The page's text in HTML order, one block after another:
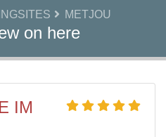
METJOU
on here
IM